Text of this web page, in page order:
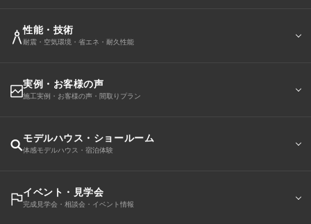
性能・技術
耐震・空気環境・省エネ・耐久性能
実例・お客様の声
施工実例・お客様の声・間取りプラン
モデルハウス・ショールーム
体感モデルハウス・宿泊体験
イベント・見学会
完成見学会・相談会・イベント情報